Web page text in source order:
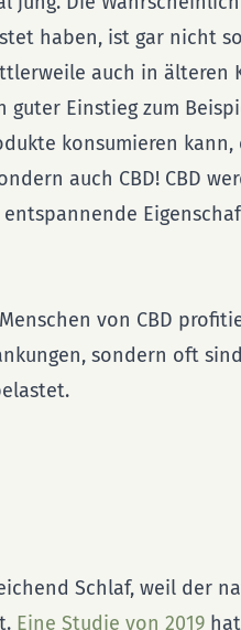
haben, ist gar nicht
auch in älteren
Einstieg zum
konsumieren
auch CBD! CBD
von CBD
sondern oft
Schlaf, weil der
Eine Studie von 2019